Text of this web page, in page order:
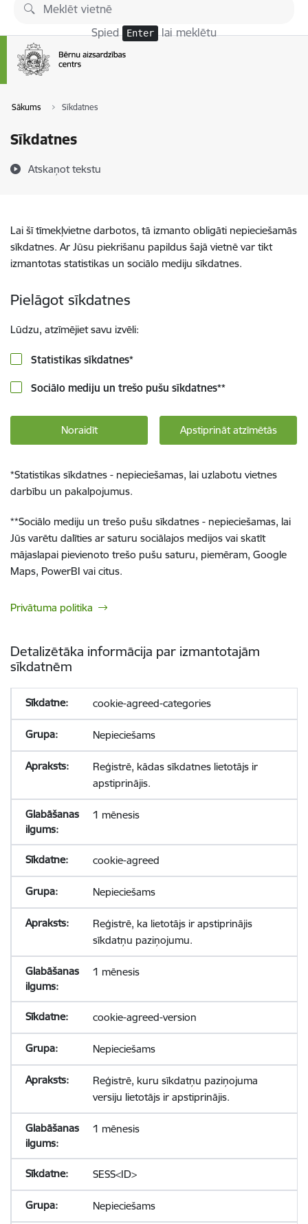
Pāriet uz lapas saturu
Spied Enter lai meklētu
Sākums Sīkdatnes
Sīkdatnes
Atskaņot tekstu
Lai šī tīmekļvietne darbotos, tā izmanto obligāti nepieciešamās
sīkdatnes. Ar Jūsu piekrišanu papildus šajā vietnē var tikt
izmantotas statistikas un sociālo mediju sīkdatnes.
Pielāgot sīkdatnes
Lūdzu, atzīmējiet savu izvēli:
Statistikas sīkdatnes*
Sociālo mediju un trešo pušu sīkdatnes**
Noraidīt Apstiprināt atzīmētās
*Statistikas sīkdatnes - nepieciešamas, lai uzlabotu vietnes
darbību un pakalpojumus.
**Sociālo mediju un trešo pušu sīkdatnes - nepieciešamas, lai
Jūs varētu dalīties ar saturu sociālajos medijos vai skatīt
mājaslapai pievienoto trešo pušu saturu, piemēram, Google
Maps, PowerBI vai citus.
Privātuma politika
Detalizētāka informācija par izmantotajām
sīkdatnēm
cookie-agreed-categories
Nepieciešams
Reģistrē, kādas sīkdatnes lietotājs ir
apstiprinājis.
1 mēnesis
cookie-agreed
Nepieciešams
Reģistrē, ka lietotājs ir apstiprinājis
sīkdatņu paziņojumu.
1 mēnesis
cookie-agreed-version
Nepieciešams
Reģistrē, kuru sīkdatņu paziņojuma
versiju lietotājs ir apstiprinājis.
1 mēnesis
SESS<ID>
Nepieciešams